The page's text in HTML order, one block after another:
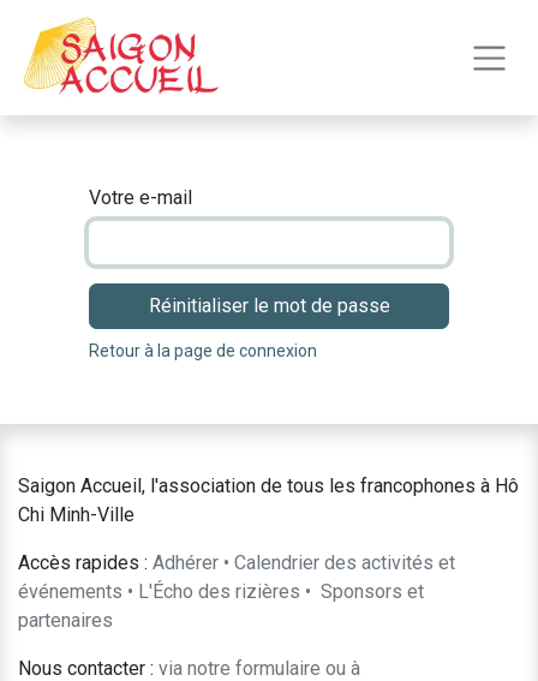
Votre e-mail
Réinitialiser le mot de passe
Retour à la page de connexion
Saigon Accueil, l'association de tous les francophones à Hô
Chi Minh-Ville
Accès rapides : Adhérer • Calendrier des activités et
événements • L'Écho des rizières • ​Sponsors et
partenaires​​
Nous contacter : ​via notre formulaire ou à